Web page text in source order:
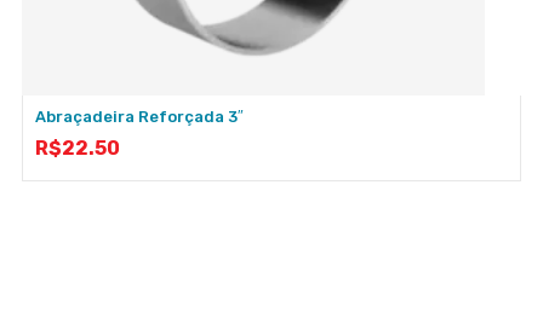
Abraçadeira Reforçada 3″
R$22.50